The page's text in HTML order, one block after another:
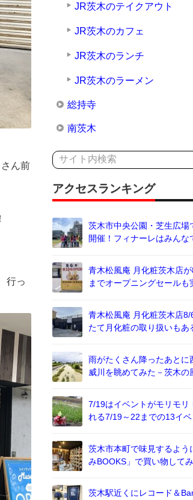
ん前
行っ
JR茨木のテイクアウト
JR茨木のカフェ
JR茨木のランチ
JR茨木のラーメン
総持寺
南茨木
アクセスランキング
茨木市中央公園・芝生広場
開催！フィナーレはみんな
青木松風庵 月化粧茨木店
までオープニングセールも
青木松風庵 月化粧茨木店8/
たて月化粧の取り扱いもあ
雨がたくさん降ったあとに
威川を眺めてみた－茨木の
7/19はイベントがモリモリ
れる7/19～22までの13イベ
茨木市本町で味見するよう
みBOOKS」で買い物して
茨木駅近くにレコード＆